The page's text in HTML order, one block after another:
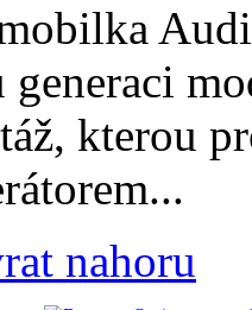
generaci
kterou
nahoru